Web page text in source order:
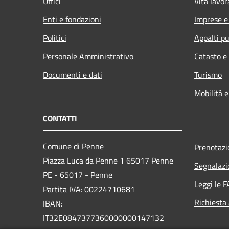
Enti e fondazioni
Politici
Personale Amministrativo
Documenti e dati
Imprese
Appalti
Catasto
Turismo
Mobilità
CONTATTI
Comune di Penne
Piazza Luca da Penne 1 65017 Penne
PE - 65017 - Penne
Partita IVA: 00224710681
IBAN:
IT32E0847377360000000147132
Leggi le